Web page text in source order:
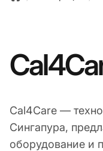
Cal4Care —
Сингапура,
оборудование и